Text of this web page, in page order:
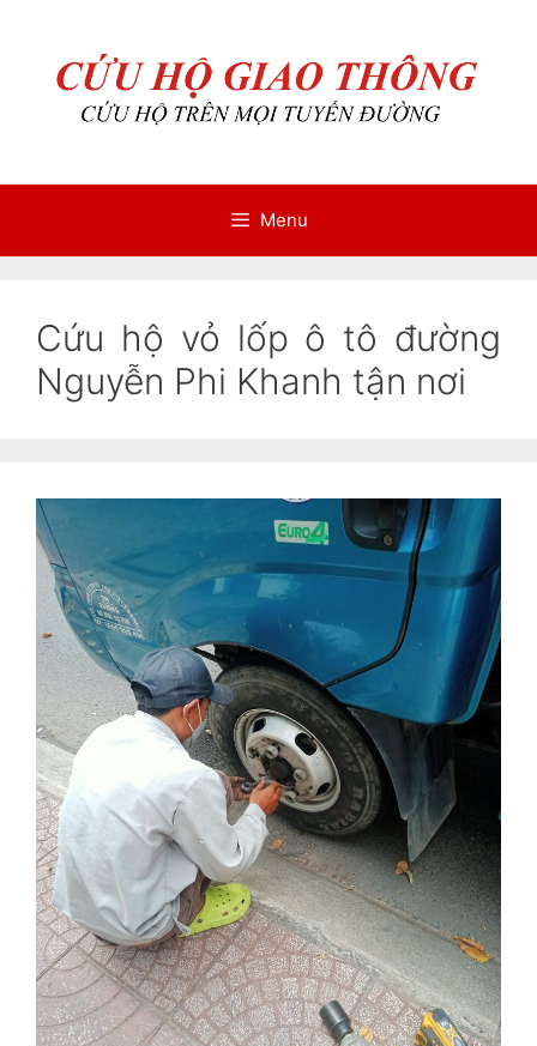
Menu
Cứu hộ vỏ lốp ô tô đường
Nguyễn Phi Khanh tận nơi